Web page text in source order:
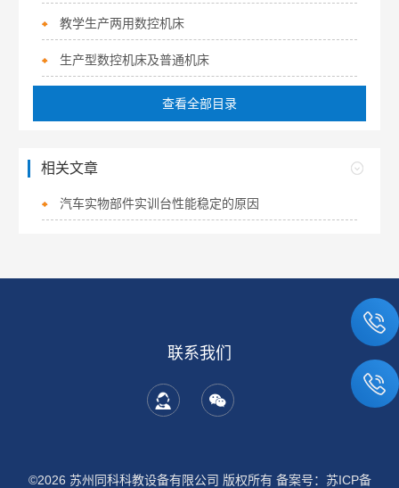
教学生产两用数控机床
生产型数控机床及普通机床
查看全部目录
相关文章
汽车实物部件实训台性能稳定的原因
联系我们
©2026 苏州同科科教设备有限公司 版权所有 备案号：苏ICP备